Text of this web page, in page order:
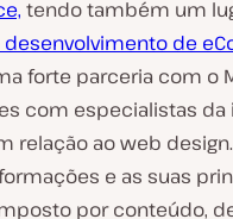
tendo também um
de
forte parceria com o
com especialistas
relação ao web
e as suas
por conteúdo,